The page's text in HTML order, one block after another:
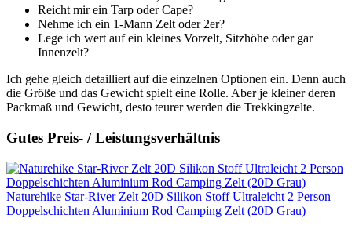
Reicht mir ein Tarp oder Cape?
Nehme ich ein 1-Mann Zelt oder 2er?
Lege ich wert auf ein kleines Vorzelt, Sitzhöhe oder gar
Innenzelt?
Ich gehe gleich detailliert auf die einzelnen Optionen ein. Denn auch
die Größe und das Gewicht spielt eine Rolle. Aber je kleiner deren
Packmaß und Gewicht, desto teurer werden die Trekkingzelte.
Gutes Preis- / Leistungsverhältnis
Naturehike Star-River Zelt 20D Silikon Stoff Ultraleicht 2 Person
Doppelschichten Aluminium Rod Camping Zelt (20D Grau)